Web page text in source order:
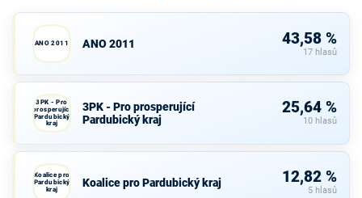
ANO 2011 ANO 2011 43,58 %
17 hlasů
3PK - Pro
prosperující
Pardubický
kraj
3PK - Pro prosperující
Pardubický kraj
25,64 %
10 hlasů
Koalice pro
Pardubický
kraj
Koalice pro Pardubický kraj 12,82 %
5 hlasů